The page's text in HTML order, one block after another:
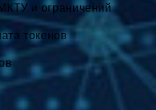
и ограничений
токенов